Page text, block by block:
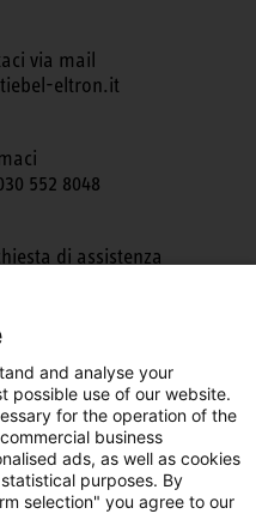
via mail
eltron.it
552 8048
di assistenza
Instagram
and analyse your
possible use of our website.
for the operation of the
business
ads, as well as cookies
purposes. By
selection" you agree to our